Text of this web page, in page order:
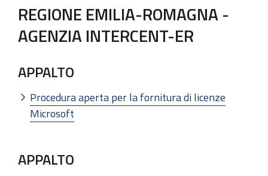
REGIONE EMILIA-ROMAGNA -
AGENZIA INTERCENT-ER
APPALTO
Procedura aperta per la fornitura di licenze
Microsoft
APPALTO